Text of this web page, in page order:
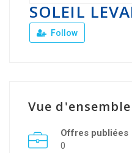
SOLEIL
Follow
Vue d'ensemble
Offres publiées
0